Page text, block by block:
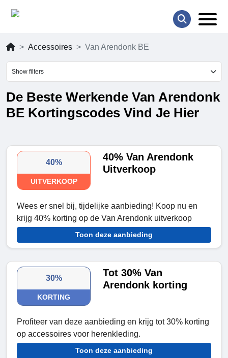
Accessoires Van Arendonk BE
Show filters
De Beste Werkende Van Arendonk
BE Kortingscodes Vind Je Hier
40%
UITVERKOOP
40% Van Arendonk
Uitverkoop
Wees er snel bij, tijdelijke aanbieding! Koop nu en
krijg 40% korting op de Van Arendonk uitverkoop
Toon deze aanbieding
30%
KORTING
Tot 30% Van
Arendonk korting
Profiteer van deze aanbieding en krijg tot 30% korting
op accessoires voor herenkleding.
Toon deze aanbieding